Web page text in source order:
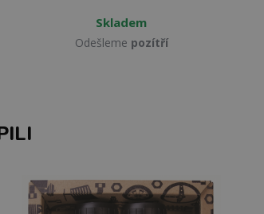
Skladem
Odešleme pozítří